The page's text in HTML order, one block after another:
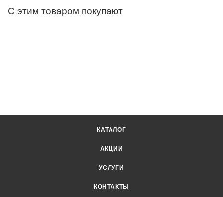
С этим товаром покупают
КАТАЛОГ
АКЦИИ
УСЛУГИ
КОНТАКТЫ